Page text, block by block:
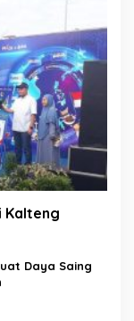
Kalteng
Daya Saing